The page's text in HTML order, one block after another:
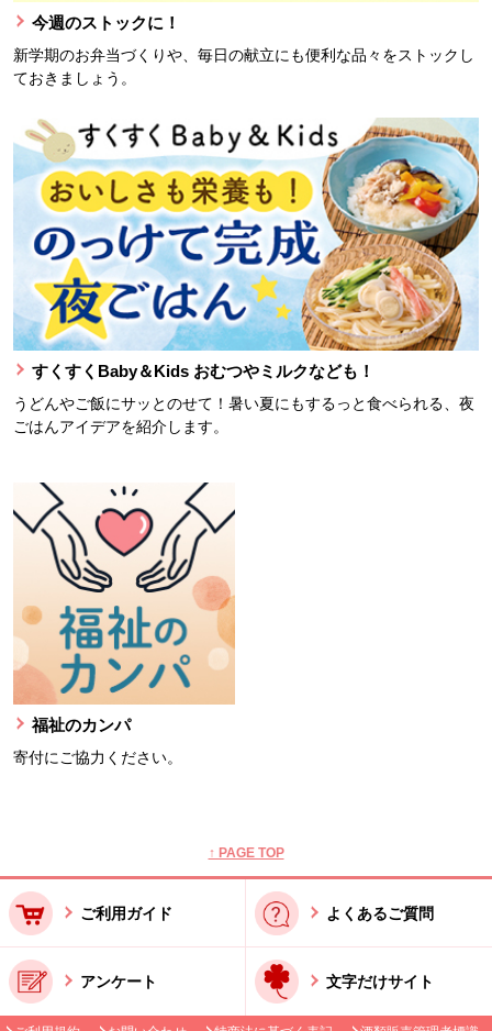
今週のストックに！
新学期のお弁当づくりや、毎日の献立にも便利な品々をストックし
ておきましょう。
すくすくBaby＆Kids おむつやミルクなども！
うどんやご飯にサッとのせて！暑い夏にもするっと食べられる、夜
ごはんアイデアを紹介します。
福祉のカンパ
寄付にご協力ください。
↑ PAGE TOP
ご利用ガイド よくあるご質問
アンケート 文字だけサイト